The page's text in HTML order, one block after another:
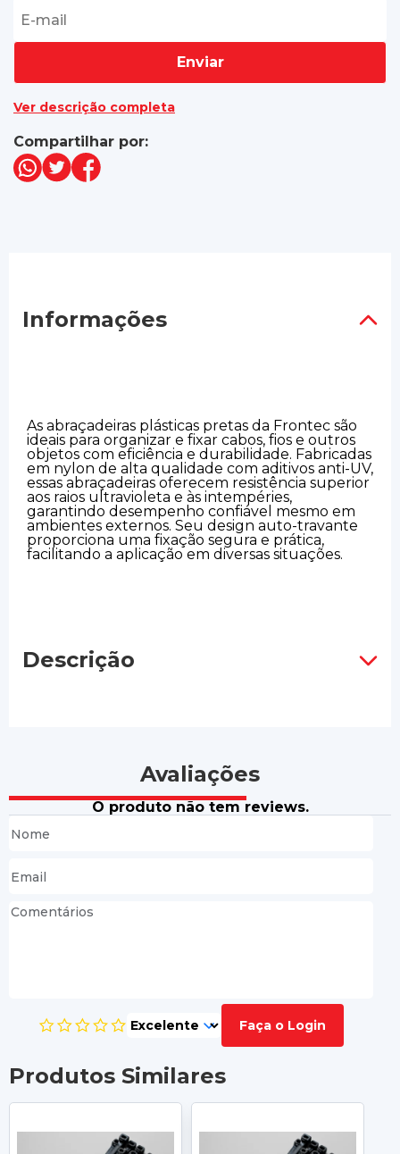
Enviar
Ver descrição completa
Compartilhar por:
Informações
As abraçadeiras plásticas pretas da Frontec são
ideais para organizar e fixar cabos, fios e outros
objetos com eficiência e durabilidade. Fabricadas
em nylon de alta qualidade com aditivos anti-UV,
essas abraçadeiras oferecem resistência superior
aos raios ultravioleta e às intempéries,
garantindo desempenho confiável mesmo em
ambientes externos. Seu design auto-travante
proporciona uma fixação segura e prática,
facilitando a aplicação em diversas situações.
Descrição
Avaliações
O produto não tem reviews.
Faça o Login
Produtos Similares